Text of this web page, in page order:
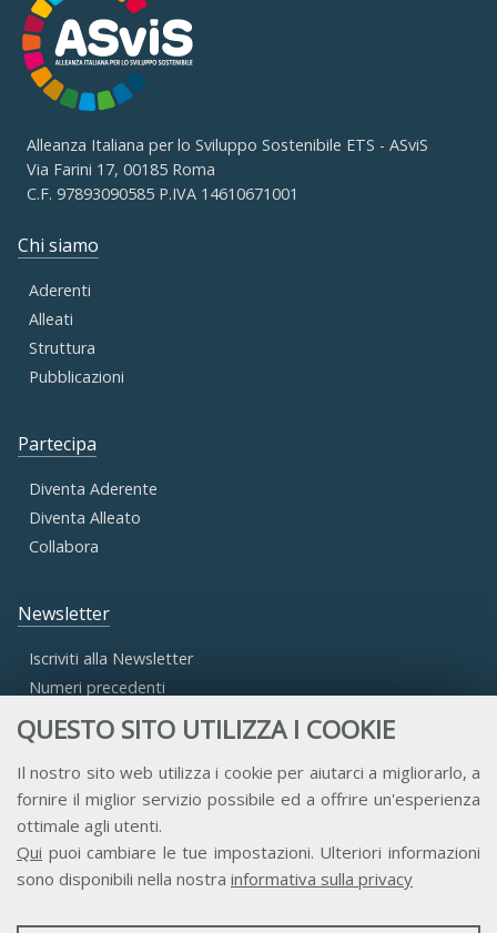
QUESTO SITO UTILIZZA I COOKIE
Il nostro sito web utilizza i cookie per aiutarci a migliorarlo, a
fornire il miglior servizio possibile ed a offrire un'esperienza
ottimale agli utenti.
Qui puoi cambiare le tue impostazioni. Ulteriori informazioni
sono disponibili nella nostra informativa sulla privacy
Alleanza Italiana per lo Sviluppo Sostenibile ETS - ASviS
Via Farini 17, 00185 Roma
C.F. 97893090585 P.IVA 14610671001
Chi siamo
Aderenti
Alleati
Struttura
Pubblicazioni
Partecipa
Diventa Aderente
Diventa Alleato
Collabora
Newsletter
Iscriviti alla Newsletter
Numeri precedenti
Accesso Aderenti
Accesso Consulta
Accesso Team